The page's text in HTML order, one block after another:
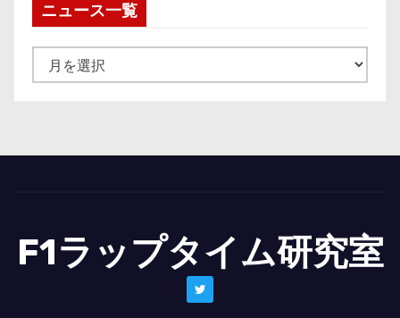
ニュース一覧
ュ
一
F1ラップタイム研究室